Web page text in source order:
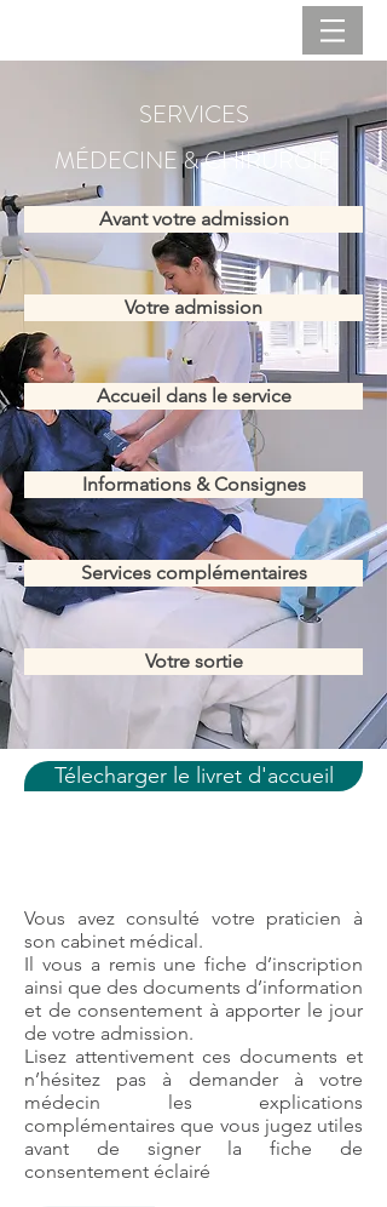
SERVICES
MÉDECINE& CHIRURGIE
Avant votre admission
Votre admission
Accueil dans le service
Informations & Consignes
Services complémentaires
Votre sortie
Télecharger le livret d'accueil
Vous avez consulté votre praticien à
son cabinet médical.
Il vous a remis une fiche d’inscription
ainsi que des documents d’information
et de consentement à apporter le jour
de votre admission.
Lisez attentivement ces documents et
n’hésitez pas à demander à votre
médecin les explications
complémentaires que vous jugez utiles
avant de signer la fiche de
consentement éclairé